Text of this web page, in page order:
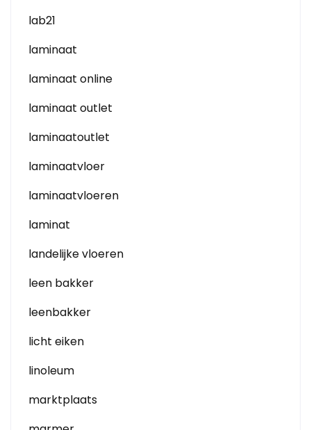
lab21
laminaat
laminaat online
laminaat outlet
laminaatoutlet
laminaatvloer
laminaatvloeren
laminat
landelijke vloeren
leen bakker
leenbakker
licht eiken
linoleum
marktplaats